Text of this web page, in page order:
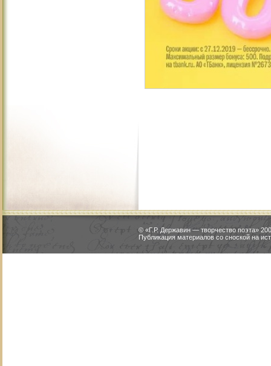
© «Г.Р. Державин — творчество поэта»
Публикация материалов со сноской на